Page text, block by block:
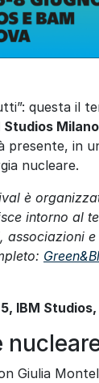
questa il
Studios Milano
presente, in
nucleare.
è
intorno al
associazioni
IBM
Giulia